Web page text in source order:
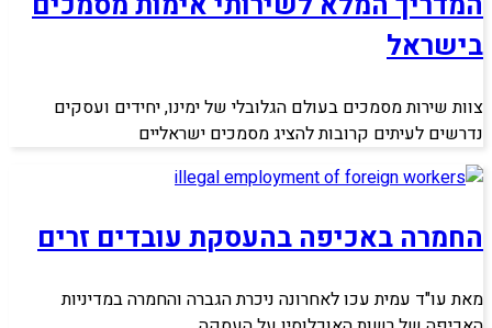
בישראל
צוות שירות מסמכים בעולם הגלובלי של ימינו, יחידים ועסקים
נדרשים לעיתים קרובות להציג מסמכים ישראליים
החמרה באכיפה בהעסקת עובדים זרים
מאת עו"ד עמית עכו לאחרונה ניכרת הגברה והחמרה במדיניות